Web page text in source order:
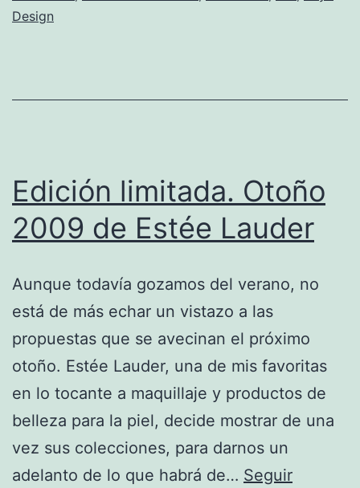
Design
Edición limitada. Otoño
2009 de Estée Lauder
Aunque todavía gozamos del verano, no
está de más echar un vistazo a las
propuestas que se avecinan el próximo
otoño. Estée Lauder, una de mis favoritas
en lo tocante a maquillaje y productos de
belleza para la piel, decide mostrar de una
vez sus colecciones, para darnos un
adelanto de lo que habrá de… Seguir